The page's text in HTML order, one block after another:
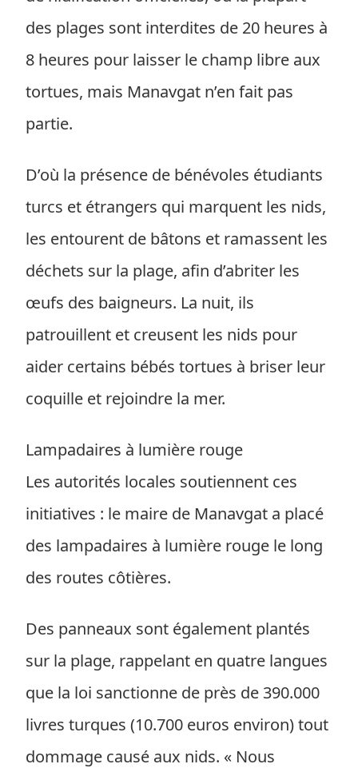
des plages sont interdites de 20 heures à
8 heures pour laisser le champ libre aux
tortues, mais Manavgat n’en fait pas
partie.
D’où la présence de bénévoles étudiants
turcs et étrangers qui marquent les nids,
les entourent de bâtons et ramassent les
déchets sur la plage, afin d’abriter les
œufs des baigneurs. La nuit, ils
patrouillent et creusent les nids pour
aider certains bébés tortues à briser leur
coquille et rejoindre la mer.
Lampadaires à lumière rouge
Les autorités locales soutiennent ces
initiatives : le maire de Manavgat a placé
des lampadaires à lumière rouge le long
des routes côtières.
Des panneaux sont également plantés
sur la plage, rappelant en quatre langues
que la loi sanctionne de près de 390.000
livres turques (10.700 euros environ) tout
dommage causé aux nids. « Nous